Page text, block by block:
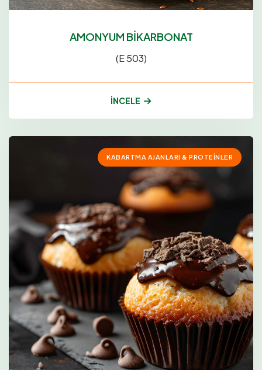
AMONYUM BİKARBONAT
(E 503)
İNCELE
KABARTMA AJANLARI & PROTEINLER